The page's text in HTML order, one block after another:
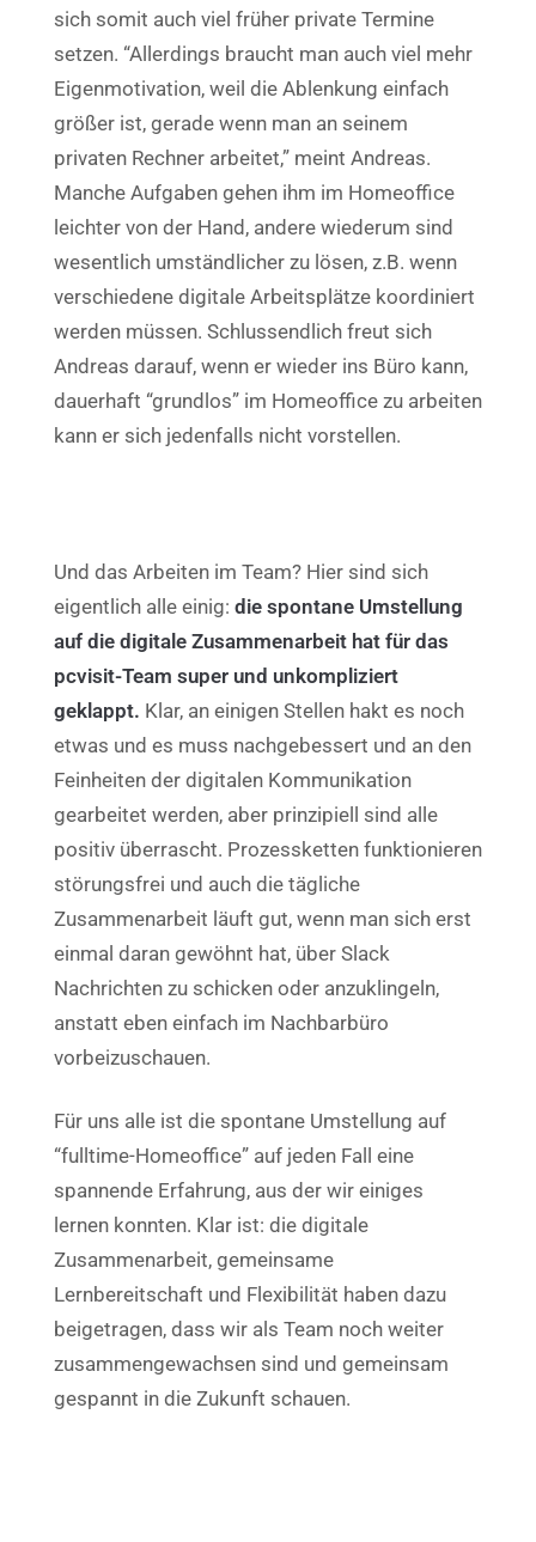
sich somit auch viel früher private Termine
setzen. “Allerdings braucht man auch viel mehr
Eigenmotivation, weil die Ablenkung einfach
größer ist, gerade wenn man an seinem
privaten Rechner arbeitet,” meint Andreas.
Manche Aufgaben gehen ihm im Homeoffice
leichter von der Hand, andere wiederum sind
wesentlich umständlicher zu lösen, z.B. wenn
verschiedene digitale Arbeitsplätze koordiniert
werden müssen. Schlussendlich freut sich
Andreas darauf, wenn er wieder ins Büro kann,
dauerhaft “grundlos” im Homeoffice zu arbeiten
kann er sich jedenfalls nicht vorstellen.
Und das Arbeiten im Team? Hier sind sich
eigentlich alle einig: die spontane Umstellung
auf die digitale Zusammenarbeit hat für das
pcvisit-Team super und unkompliziert
geklappt. Klar, an einigen Stellen hakt es noch
etwas und es muss nachgebessert und an den
Feinheiten der digitalen Kommunikation
gearbeitet werden, aber prinzipiell sind alle
positiv überrascht. Prozessketten funktionieren
störungsfrei und auch die tägliche
Zusammenarbeit läuft gut, wenn man sich erst
einmal daran gewöhnt hat, über Slack
Nachrichten zu schicken oder anzuklingeln,
anstatt eben einfach im Nachbarbüro
vorbeizuschauen.
Für uns alle ist die spontane Umstellung auf
“fulltime-Homeoffice” auf jeden Fall eine
spannende Erfahrung, aus der wir einiges
lernen konnten. Klar ist: die digitale
Zusammenarbeit, gemeinsame
Lernbereitschaft und Flexibilität haben dazu
beigetragen, dass wir als Team noch weiter
zusammengewachsen sind und gemeinsam
gespannt in die Zukunft schauen.